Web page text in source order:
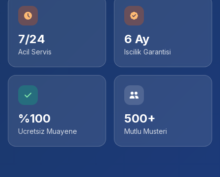
7/24
Acil Servis
6 Ay
Iscilik Garantisi
%100
Ucretsiz Muayene
500+
Mutlu Musteri